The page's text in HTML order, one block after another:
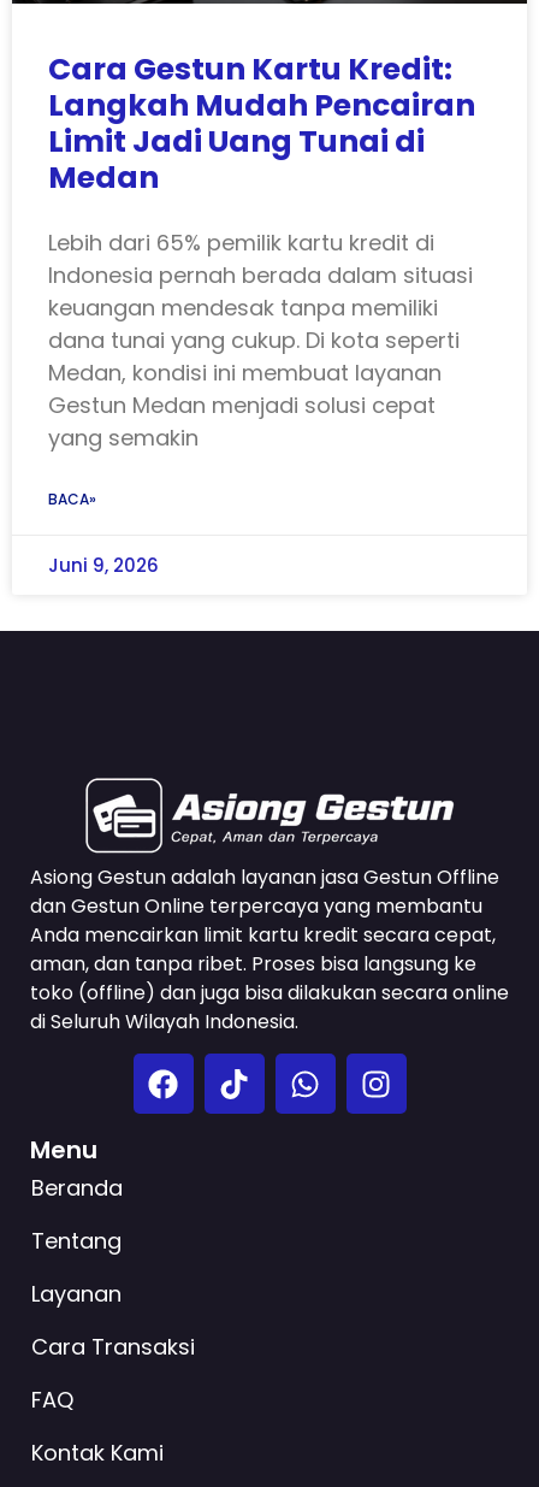
Cara Gestun Kartu Kredit:
Langkah Mudah Pencairan
Limit Jadi Uang Tunai di
Medan
Lebih dari 65% pemilik kartu kredit di
Indonesia pernah berada dalam situasi
keuangan mendesak tanpa memiliki
dana tunai yang cukup. Di kota seperti
Medan, kondisi ini membuat layanan
Gestun Medan menjadi solusi cepat
yang semakin
BACA»
Juni 9, 2026
Asiong Gestun adalah layanan jasa Gestun Offline
dan Gestun Online terpercaya yang membantu
Anda mencairkan limit kartu kredit secara cepat,
aman, dan tanpa ribet. Proses bisa langsung ke
toko (offline) dan juga bisa dilakukan secara online
di Seluruh Wilayah Indonesia.
Menu
Beranda
Tentang
Layanan
Cara Transaksi
FAQ
Kontak Kami